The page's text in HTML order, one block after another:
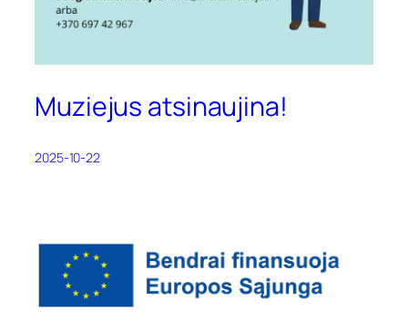
Muziejus atsinaujina!
2025-10-22